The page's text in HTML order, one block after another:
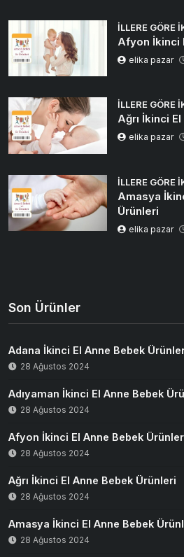
İLLERE GÖRE
Afyon İkinci
elika pazar
İLLERE GÖRE
Ağrı İkinci
elika pazar
İLLERE GÖRE
Amasya
Ürünleri
elika pazar
Son Ürünler
Adana İkinci El Anne Bebek
28 Ağustos 2024
Adıyaman İkinci El Anne Bebek
28 Ağustos 2024
Afyon İkinci El Anne Bebek
28 Ağustos 2024
Ağrı İkinci El Anne Bebek Ürünleri
28 Ağustos 2024
Amasya İkinci El Anne Bebek
28 Ağustos 2024